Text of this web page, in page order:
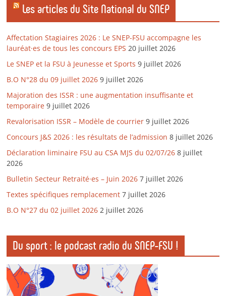
Les articles du Site National du SNEP
Affectation Stagiaires 2026 : Le SNEP-FSU accompagne les
lauréat·es de tous les concours EPS 20 juillet 2026
Le SNEP et la FSU à Jeunesse et Sports 9 juillet 2026
B.O N°28 du 09 juillet 2026 9 juillet 2026
Majoration des ISSR : une augmentation insuffisante et
temporaire 9 juillet 2026
Revalorisation ISSR – Modèle de courrier 9 juillet 2026
Concours J&S 2026 : les résultats de l’admission 8 juillet 2026
Déclaration liminaire FSU au CSA MJS du 02/07/26 8 juillet
2026
Bulletin Secteur Retraité·es – Juin 2026 7 juillet 2026
Textes spécifiques remplacement 7 juillet 2026
B.O N°27 du 02 juillet 2026 2 juillet 2026
Du sport : le podcast radio du SNEP-FSU !